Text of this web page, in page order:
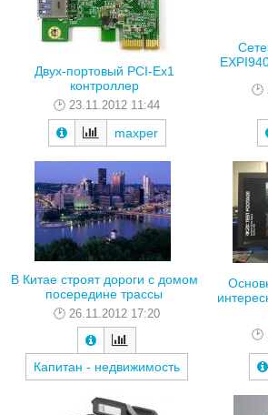
Двух-портовый PCI-Ex1
контроллер
23.11.2012 11:44
maxper
В Китае строят дороги с домом
посередине трассы
26.11.2012 17:20
Капитан - недвижимость